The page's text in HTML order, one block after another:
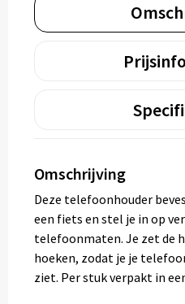
Omschrijving
Deze telefoonhouder
een fiets en stel je in op
telefoonmaten. Je zet de
hoeken, zodat je je
ziet. Per stuk verpakt in